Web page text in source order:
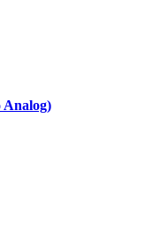
Analog)